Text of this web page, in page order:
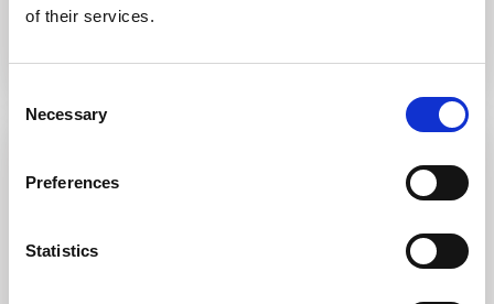
of their services.
Selection
Necessary
Preferences
Statistics